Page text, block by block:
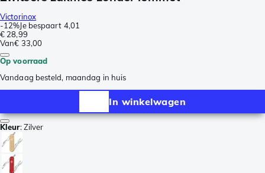
Victorinox
-12%Je bespaart 4,01
€ 28,99
Van€ 33,00
Op voorraad
Vandaag besteld, maandag in huis
In winkelwagen
Kleur:Zilver